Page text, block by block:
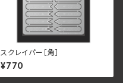
スクレイパー［角］
¥770